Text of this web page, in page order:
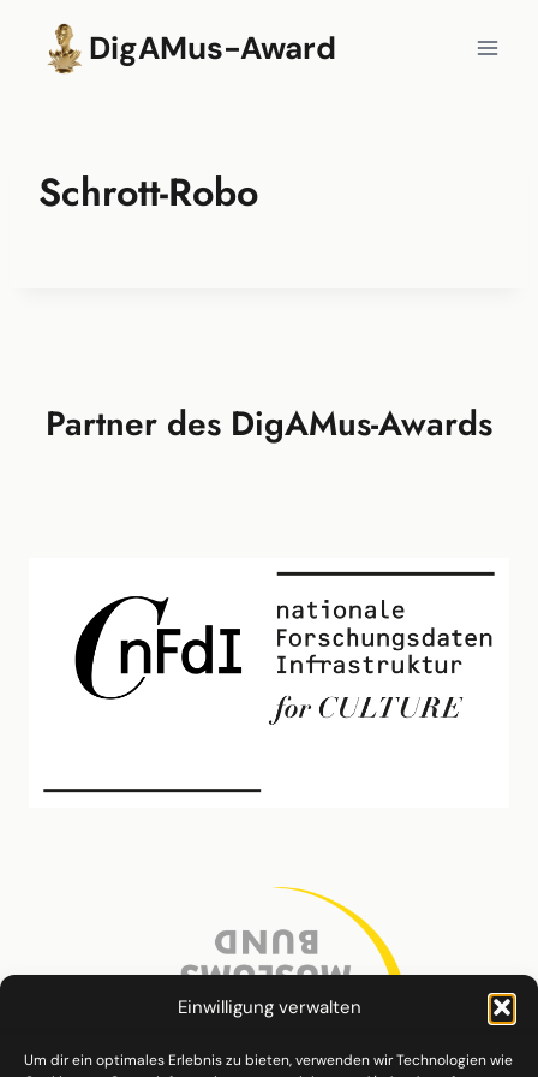
Einwilligung verwalten
Um dir ein optimales Erlebnis zu bieten, verwenden wir Technologien wie
springen
DigAMus-Award
Schrott-Robo
Partner des DigAMus-Awards